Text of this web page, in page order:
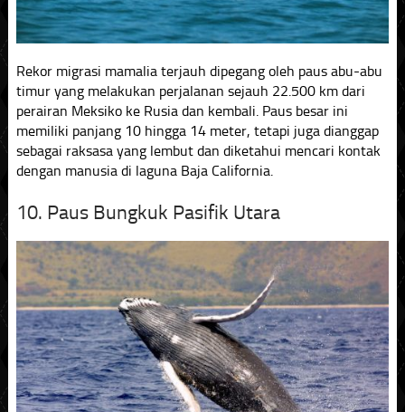
Rekor migrasi mamalia terjauh dipegang oleh paus abu-abu
timur yang melakukan perjalanan sejauh 22.500 km dari
perairan Meksiko ke Rusia dan kembali. Paus besar ini
memiliki panjang 10 hingga 14 meter, tetapi juga dianggap
sebagai raksasa yang lembut dan diketahui mencari kontak
dengan manusia di laguna Baja California.
10. Paus Bungkuk Pasifik Utara